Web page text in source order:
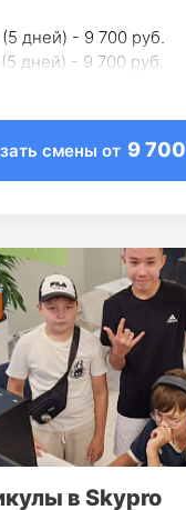
(5 дней) - 9 700 руб.
дней) - 9 700 руб.
смены от 9 700
в Skypro